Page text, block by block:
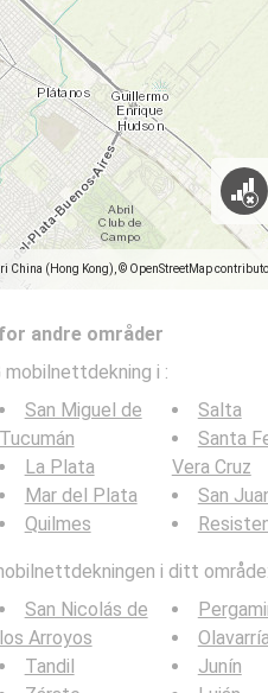
China (Hong Kong), © OpenStreetMap
andre områder
mobilnettdekning i :
San Miguel de
Tucumán
La Plata
Mar del Plata
Quilmes
Salta
Santa
Vera Cruz
San
i ditt område:
San Nicolás de
los Arroyos
Tandil
Junín